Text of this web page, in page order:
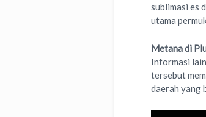
sublimasi es
utama
Metana di
Informasi
tersebut
daerah yang